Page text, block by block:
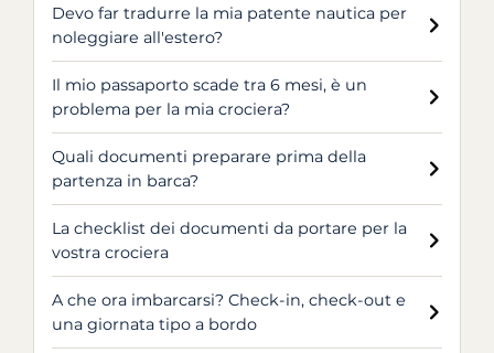
Devo far tradurre la mia patente nautica per
noleggiare all'estero?
Il mio passaporto scade tra 6 mesi, è un
problema per la mia crociera?
Quali documenti preparare prima della
partenza in barca?
La checklist dei documenti da portare per la
vostra crociera
A che ora imbarcarsi? Check-in, check-out e
una giornata tipo a bordo